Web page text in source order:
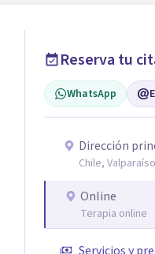
Reserva tu
WhatsApp
Dirección
Chile, Valparaíso
Online
Terapia online